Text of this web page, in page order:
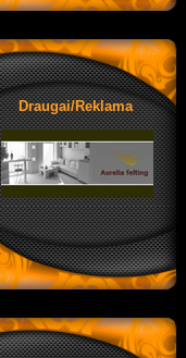
Draugai/Reklama